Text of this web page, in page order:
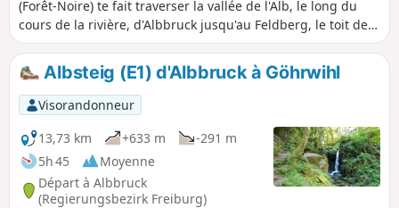
(Forêt-Noire) te fait traverser la vallée de l'Alb, le long du
cours de la rivière, d'Albbruck jusqu'au Feldberg, le toit de
la Forêt-Noire du Sud. Le long du parcours, l'Albsteig croise
deux autres sentiers de grande randonnée, le
Schluchtensteig près de St. Blasien et le Westweg au
Feldberg. Le circuit de plusieurs jours décrit ici passe par la
route ouest jusqu'au Feldberg, puis par la route est pour
redescendre à Höchenschwand. De là, il continue par le
Wolfssteig (23 km) jusqu'à Waldshut-Tiengen, puis en train
jusqu'au point de départ à Albbruck.
Albsteig (E1) d'Albbruck à Göhrwihl
Visorandonneur
13,73 km
+633 m
-291 m
5h 45
Moyenne
Départ à Albbruck
(Regierungsbezirk Freiburg)